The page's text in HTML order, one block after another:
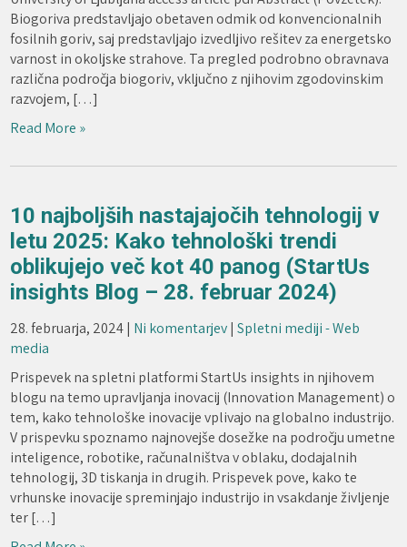
Biogoriva predstavljajo obetaven odmik od konvencionalnih
fosilnih goriv, saj predstavljajo izvedljivo rešitev za energetsko
varnost in okoljske strahove. Ta pregled podrobno obravnava
različna področja biogoriv, vključno z njihovim zgodovinskim
razvojem, […]
Read More »
10 najboljših nastajajočih tehnologij v
letu 2025: Kako tehnološki trendi
oblikujejo več kot 40 panog (StartUs
insights Blog – 28. februar 2024)
28. februarja, 2024| Ni komentarjev|Spletni mediji - Web
media
Prispevek na spletni platformi StartUs insights in njihovem
blogu na temo upravljanja inovacij (Innovation Management) o
tem, kako tehnološke inovacije vplivajo na globalno industrijo.
V prispevku spoznamo najnovejše dosežke na področju umetne
inteligence, robotike, računalništva v oblaku, dodajalnih
tehnologij, 3D tiskanja in drugih. Prispevek pove, kako te
vrhunske inovacije spreminjajo industrijo in vsakdanje življenje
ter […]